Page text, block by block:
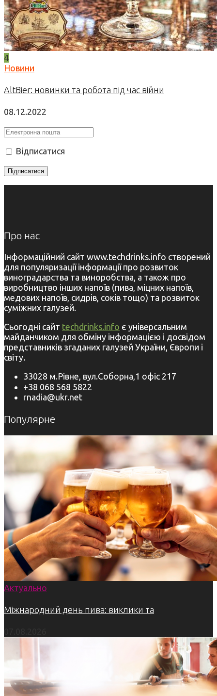
4
Новини
AltBier: новинки та робота під час війни
08.12.2022
Відписатися
Про нас
Інформаційний сайт www.techdrinks.info створений
для популяризації інформації про розвиток
виноградарства та виноробства, а також про
виробництво інших напоїв (пива, міцних напоїв,
медових напоїв, сидрів, соків тощо) та розвиток
суміжних галузей.
Сьогодні сайт techdrinks.info є універсальним
майданчиком для обміну інформацією і досвідом
представників згаданих галузей України, Європи і
світу.
33028 м.Рівне, вул.Соборна,1 офіс 217
+38 068 568 5822
rnadia@ukr.net
Популярне
Актуально
Міжнародний день пива: виклики та